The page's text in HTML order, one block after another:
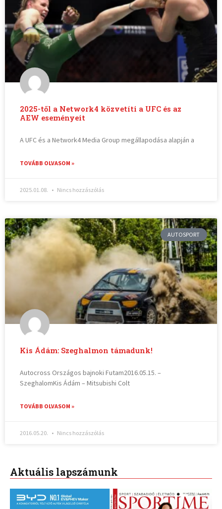
2025-től a Network4 közvetíti a UFC és az
AEW eseményeit
A UFC és a Network4 Media Group megállapodása alapján a
TOVÁBB OLVASOM »
2025.01.08. Nincs hozzászólás
AUTOSPORT
Kis Ádám: Szeghalmon támadunk!
Autocross Országos bajnoki Futam2016.05.15. –
SzeghalomKis Ádám – Mitsubishi Colt
TOVÁBB OLVASOM »
2016.05.20. Nincs hozzászólás
Aktuális lapszámunk